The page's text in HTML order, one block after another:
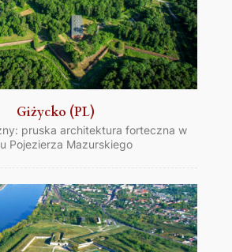
Giżycko (PL)
pruska architektura forteczna w
Pojezierza Mazurskiego